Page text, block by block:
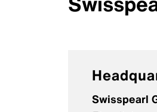
Swisspearl